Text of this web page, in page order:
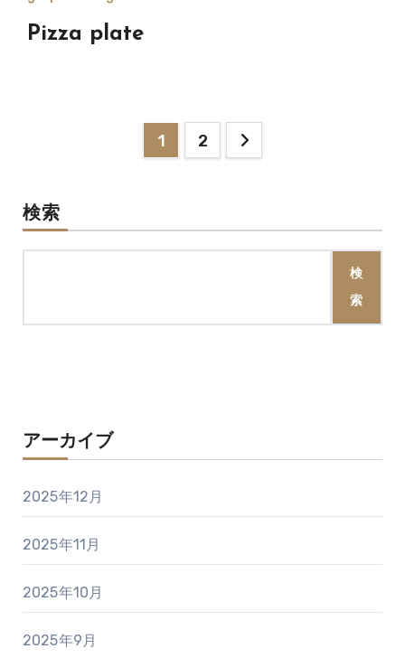
Pizza plate
の
ペ
ジ
1 2
検索
検
索
アーカイブ
2025年12月
2025年11月
2025年10月
2025年9月